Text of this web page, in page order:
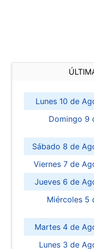
Lunes 10 de
Domingo 9
Sábado 8 de
Viernes 7 de
Jueves 6 de
Miércoles 5
Martes 4 de
Lunes 3 de